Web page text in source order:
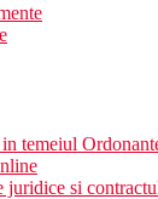
gratuite
(schimbate
temeiul
juridice si